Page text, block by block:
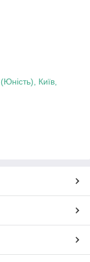
Київ,